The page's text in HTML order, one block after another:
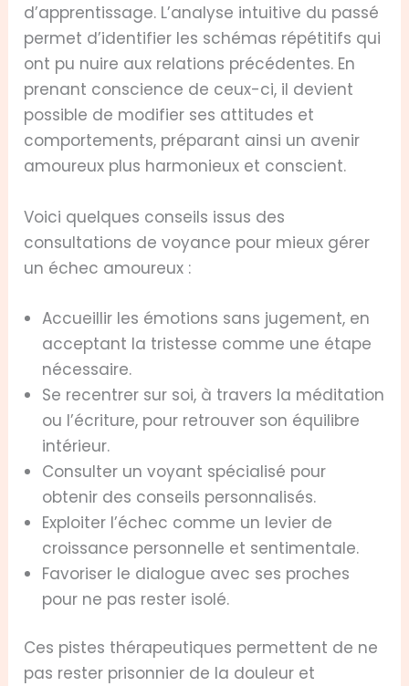
d’apprentissage. L’analyse intuitive du passé
permet d’identifier les schémas répétitifs qui
ont pu nuire aux relations précédentes. En
prenant conscience de ceux-ci, il devient
possible de modifier ses attitudes et
comportements, préparant ainsi un avenir
amoureux plus harmonieux et conscient.
Voici quelques conseils issus des
consultations de voyance pour mieux gérer
un échec amoureux :
Accueillir les émotions sans jugement, en
acceptant la tristesse comme une étape
nécessaire.
Se recentrer sur soi, à travers la méditation
ou l’écriture, pour retrouver son équilibre
intérieur.
Consulter un voyant spécialisé pour
obtenir des conseils personnalisés.
Exploiter l’échec comme un levier de
croissance personnelle et sentimentale.
Favoriser le dialogue avec ses proches
pour ne pas rester isolé.
Ces pistes thérapeutiques permettent de ne
pas rester prisonnier de la douleur et